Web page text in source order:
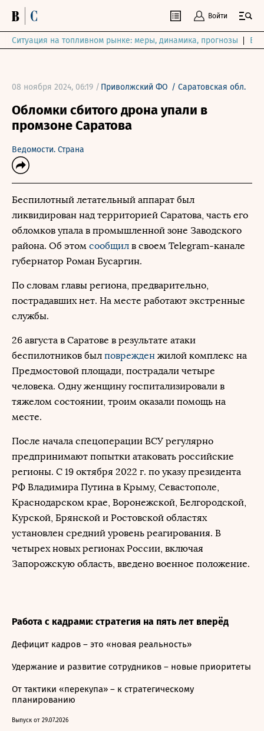
Войти
Ситуация на топливном рынке: меры, динамика, прогнозы
08 ноября 2024, 06:19 / Приволжский ФО / Саратовская обл.
Обломки сбитого дрона упали в
промзоне Саратова
Ведомости. Страна
Беспилотный летательный аппарат был
ликвидирован над территорией Саратова, часть его
обломков упала в промышленной зоне Заводского
района. Об этом сообщил в своем Telegram-канале
губернатор Роман Бусаргин.
По словам главы региона, предварительно,
пострадавших нет. На месте работают экстренные
службы.
26 августа в Саратове в результате атаки
беспилотников был поврежден жилой комплекс на
Предмостовой площади, пострадали четыре
человека. Одну женщину госпитализировали в
тяжелом состоянии, троим оказали помощь на
месте.
После начала спецоперации ВСУ регулярно
предпринимают попытки атаковать российские
регионы. С 19 октября 2022 г. по указу президента
РФ Владимира Путина в Крыму, Севастополе,
Краснодарском крае, Воронежской, Белгородской,
Курской, Брянской и Ростовской областях
установлен средний уровень реагирования. В
четырех новых регионах России, включая
Запорожскую область, введено военное положение.
Работа с кадрами: стратегия на пять лет вперёд
Дефицит кадров – это «новая реальность»
Удержание и развитие сотрудников – новые приоритеты
От тактики «перекупа» – к стратегическому
планированию
Выпуск от 29.07.2026